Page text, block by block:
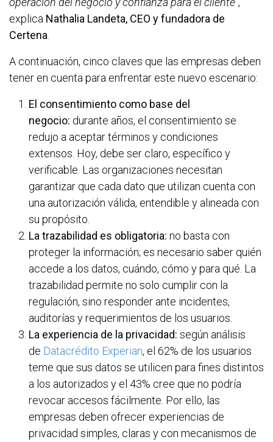
explica Nathalia Landeta, CEO y fundadora de
Certena
A continuación, cinco claves que las empresas deben
tener en cuenta para enfrentar este nuevo escenario:
El consentimiento como base del
negocio: durante años, el consentimiento se
redujo a aceptar términos y condiciones
extensos. Hoy, debe ser claro, específico y
verificable. Las organizaciones necesitan
garantizar que cada dato que utilizan cuenta con
una autorización válida, entendible y alineada con
su propósito.
La trazabilidad es obligatoria: no basta con
proteger la información; es necesario saber quién
accede a los datos, cuándo, cómo y para qué. La
trazabilidad permite no solo cumplir con la
regulación, sino responder ante incidentes,
auditorías y requerimientos de los usuarios.
La experiencia de la privacidad: según análisis
de Datacrédito Experian, el 62% de los usuarios
teme que sus datos se utilicen para fines distintos
a los autorizados y el 43% cree que no podría
revocar accesos fácilmente. Por ello, las
empresas deben ofrecer experiencias de
privacidad simples, claras y con mecanismos de